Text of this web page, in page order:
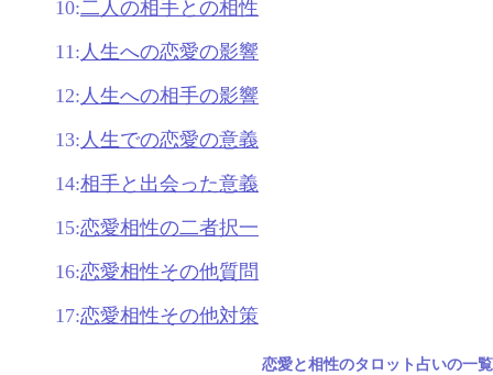
10:二人の相手との相性
11: 人生への恋愛の影響
12: 人生への相手の影響
13: 人生での恋愛の意義
14:相手と出会った意義
15:恋愛相性の二者択一
16:恋愛相性その他質問
17:恋愛相性その他対策
恋愛と相性のタロット占いの一覧